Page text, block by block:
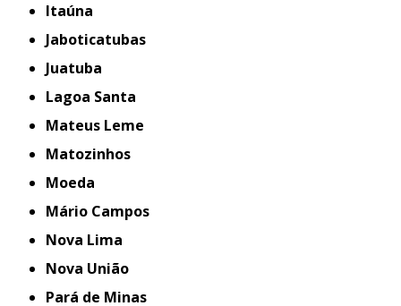
Itaúna
Jaboticatubas
Juatuba
Lagoa Santa
Mateus Leme
Matozinhos
Moeda
Mário Campos
Nova Lima
Nova União
Pará de Minas